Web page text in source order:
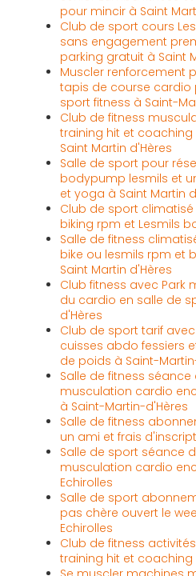
pour mincir à Saint
Club de sport cours
sans engagement
parking gratuit à Saint
Muscler renforcement
tapis de course cardio
sport fitness à Saint-
Club de fitness
training hit et
Saint Martin d'Hères
Salle de sport pour
bodypump lesmils et
et yoga à Saint Martin
Club de sport
biking rpm et Lesmils
Salle de fitness
bike ou lesmils rpm et
Saint Martin d'Hères
Club fitness avec Park
du cardio en salle de
d'Hères
Club de sport tarif
cuisses abdo fessiers
de poids à Saint-
Salle de fitness
musculation cardio
à Saint-Martin-d'Hères
Salle de fitness
un ami et frais
Salle de sport séance
musculation cardio
Echirolles
Salle de sport
pas chère ouvert le
Echirolles
Club de fitness
training hit et coaching